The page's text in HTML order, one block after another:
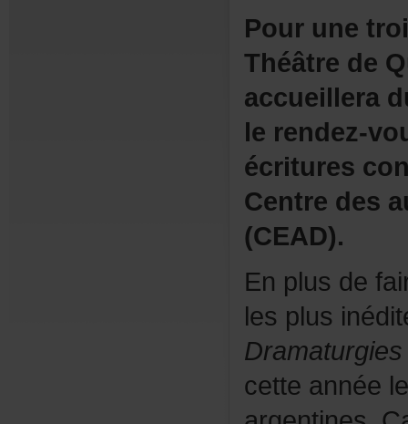
lerendez-
(CEAD).